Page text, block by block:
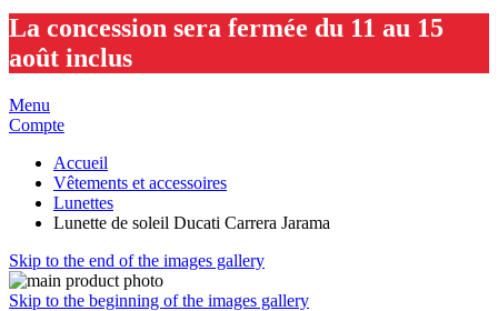
La concession sera fermée du 11 au 15
août inclus
Menu
Compte
Accueil
Vêtements et accessoires
Lunettes
Lunette de soleil Ducati Carrera Jarama
Skip to the end of the images gallery
Skip to the beginning of the images gallery